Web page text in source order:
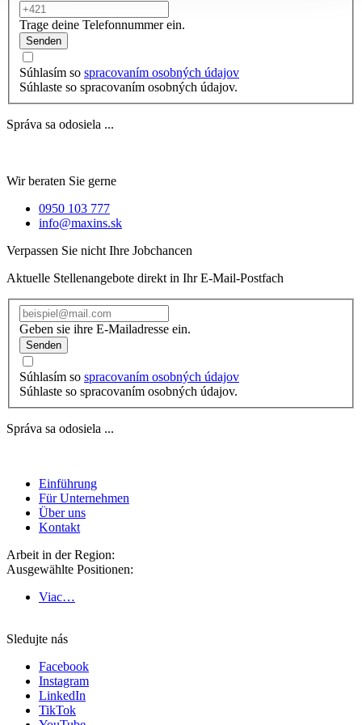
Trage deine Telefonnummer ein.
Senden
Súhlasím so spracovaním osobných údajov
Súhlaste so spracovaním osobných údajov.
Správa sa odosiela ...
Wir beraten Sie gerne
0950 103 777
info@maxins.sk
Verpassen Sie nicht Ihre Jobchancen
Aktuelle Stellenangebote direkt in Ihr E-Mail-Postfach
Geben sie ihre E-Mailadresse ein.
Senden
Súhlasím so spracovaním osobných údajov
Súhlaste so spracovaním osobných údajov.
Správa sa odosiela ...
Einführung
Für Unternehmen
Über uns
Kontakt
Arbeit in der Region:
Ausgewählte Positionen:
Viac…
Sledujte nás
Facebook
Instagram
LinkedIn
TikTok